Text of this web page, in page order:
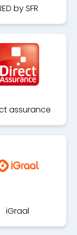
by SFR
assurance
iGraal